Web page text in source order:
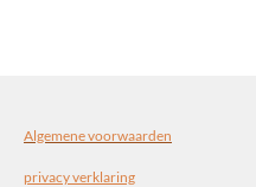
Algemene voorwaarden
privacy verklaring